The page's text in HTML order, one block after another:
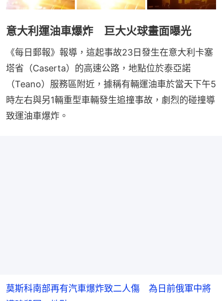
意大利運油車爆炸 巨大火球畫面曝光
《每日郵報》報導，這起事故23日發生在意大利卡塞
塔省（Caserta）的高速公路，地點位於泰亞諾
（Teano）服務區附近，據稱有輛運油車於當天下午5
時左右與另1輛重型車輛發生追撞事故，劇烈的碰撞導
致運油車爆炸。
莫斯科南部再有汽車爆炸致二人傷 為日前俄軍中將